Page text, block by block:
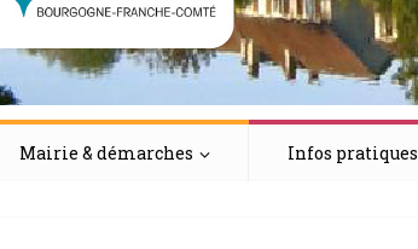
Mairie & démarches Infos pratiques